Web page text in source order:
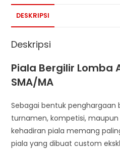
DESKRIPSI
Deskripsi
Piala Bergilir Lomba
SMA/MA
Sebagai bentuk penghargaan
turnamen, kompetisi,
kehadiran piala memang
piala yang dibuat custom